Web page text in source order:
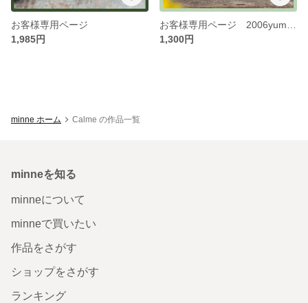
お客様専用ページ
1,985円
1,300円
minne ホーム Calme の作品一覧
minneを知る
minneについて
minneで買いたい
作品をさがす
ショップをさがす
ランキング